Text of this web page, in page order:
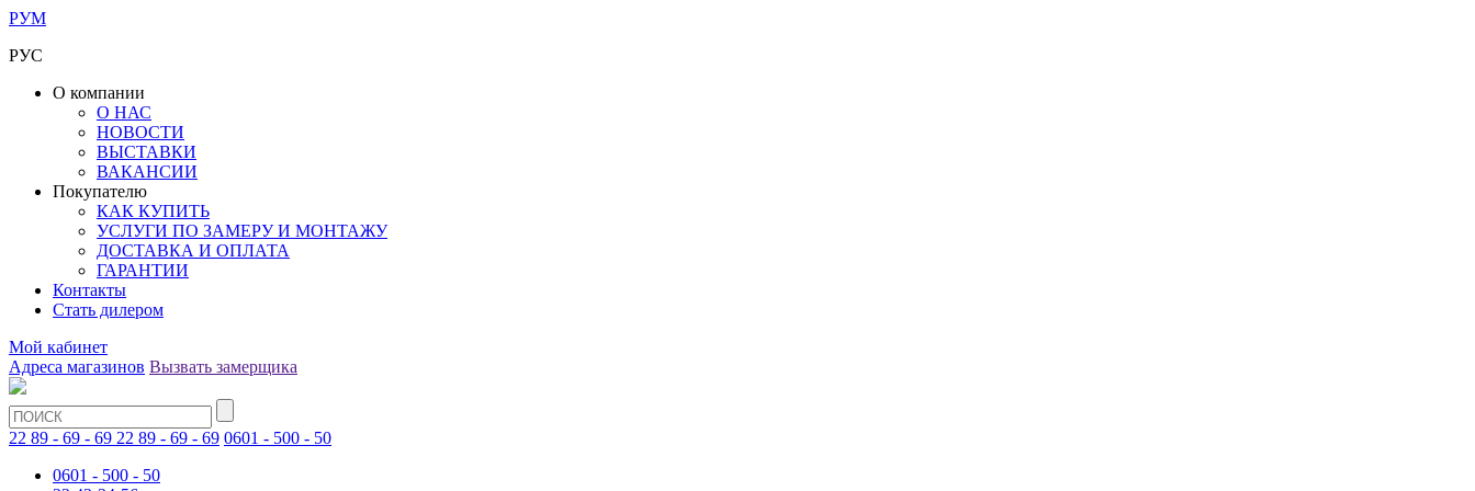
РУМ
РУС
О компании
О НАС
НОВОСТИ
ВЫСТАВКИ
ВАКАНСИИ
Покупателю
КАК КУПИТЬ
УСЛУГИ ПО ЗАМЕРУ И МОНТАЖУ
ДОСТАВКА И ОПЛАТА
ГАРАНТИИ
Контакты
Стать дилером
Мой кабинет
Адреса магазинов Вызвать замерщика
22 89 - 69 - 69 22 89 - 69 - 69 0601 - 500 - 50
0601 - 500 - 50